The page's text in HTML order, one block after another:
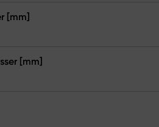
[mm]
[mm]